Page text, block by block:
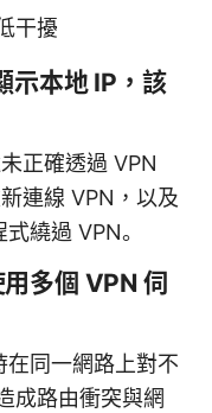
干擾
示本地 IP，該
正確透過 VPN
連線 VPN，以及
繞過 VPN。
多個 VPN 伺
同一網路上對不
成路由衝突與網